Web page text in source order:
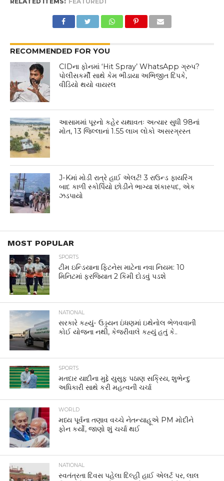
RECOMMENDED FOR YOU
CIDના ફોનમાં ‘Hit Spray’ WhatsApp ગ્રુપ?
પોલીસકર્મી સાથે કેમ ભીડાયા અભિજીત દિપકે,
વીડિયો થયો વાયરલ
આસામમાં પૂરનો કહેર યથાવતઃ અત્યાર સુધી 98નાં
મોત, 13 જિલ્લાનાં 1.55 લાખ લોકો અસરગ્રસ્ત
J-Kમાં મોડી રાત્રે હાઈ એલર્ટ! 3 રાઉન્ડ ફાયરિંગ
બાદ કાળી સ્કોર્પિયો છોડીને ભાગ્યા શંકાસ્પદ, એક
ઝડપાયો
MOST POPULAR
SPORTS
ટીમ ઇન્ડિયાના ફિટનેસ માટેના નવા નિયમ: 10
મિનિટમાં ફરજિયાત 2 કિમી દોડવું પડશે
NATIONAL
સરકારે કહ્યું- ઉડ્ડયન ઇંધણમાં ઇથેનોલ ભેળવવાની
કોઈ યોજના નથી, કેજરીવાલે કહ્યું હતું કે..
SPORTS
મતદાર યાદીના મુદ્દે યુસુફ પઠાણ સક્રિય, શુભેન્દુ
અધિકારી સાથે કરી મહત્વની ચર્ચા
WORLD
મધ્ય પૂર્વના તણાવ વચ્ચે નેતન્યાહૂએ PM મોદીને
ફોન કર્યો, જાણો શું ચર્ચા થઈ
NATIONAL
સ્વતંત્રતા દિવસ પહેલા દિલ્હી હાઈ એલર્ટ પર, લાલ